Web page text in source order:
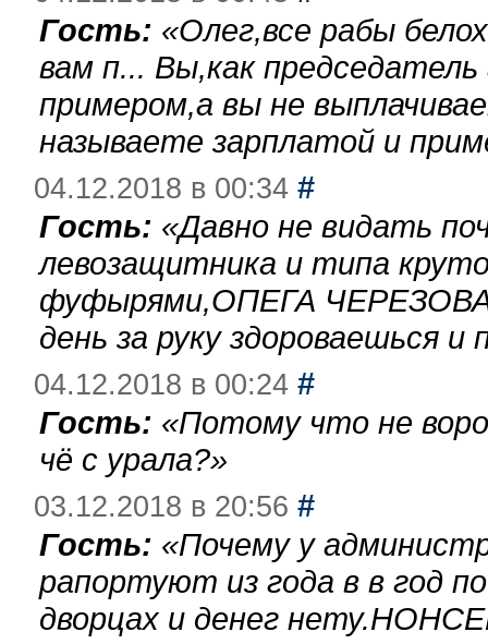
Гость: «Олег,все рабы
вам п... Вы,как
примером,а вы не
называете зарплатой и
04.12.2018 в 00:34 #
Гость: «Давно не видать
левозащитника и типа
фуфырями,ОПЕГА
день за руку здороваешься
04.12.2018 в 00:24 #
Гость: «Потому что не
чё с урала?»
03.12.2018 в 20:56 #
Гость: «Почему у
рапортуют из года в в год
дворцах и денег